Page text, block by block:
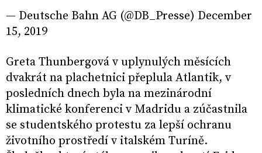
— Deutsche Bahn AG (@DB_Presse) December
15, 2019
Greta Thunbergová v uplynulých měsících
dvakrát na plachetnici přeplula Atlantik, v
posledních dnech byla na mezinárodní
klimatické konferenci v Madridu a zúčastnila
se studentského protestu za lepší ochranu
životního prostředí v italském Turíně.